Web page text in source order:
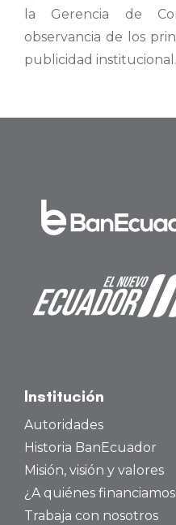
la Gerencia de
observancia de los
publicidad institucional.
Institución
Autoridades
Historia BanEcuador
Misión, visión y valores
¿A quiénes
Trabaja con nosotros